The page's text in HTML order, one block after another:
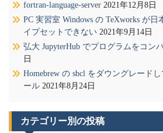
fortran-language-server 2021年12月8日
PC 実習室 Windows の TeXworks が日
イプセットできない 2021年9月14日
弘大 JupyterHub でプログラムをコン
日
Homebrew の sbcl をダウングレード
ール 2021年8月24日
カテゴリー別の投稿